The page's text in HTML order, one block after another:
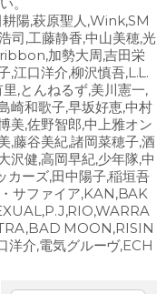
陽,萩原聖人,Wink,SM
司,工藤静香,中山美穂,光
加勢大周,吉田栄
,江口洋介,柳沢慎吾,L.L.
,とんねるず,美川憲一,
崎和歌子,早坂好恵,中村
美,佐野智郎,中上雅オン
,藤谷美紀,諸岡菜穂子,酒
沢健,高岡早紀,少年隊,中
カーズ,田中陽子,稲垣吾
サファイア,KAN,BAK
MOON,RISIN
介,電気グルーヴ,ECH